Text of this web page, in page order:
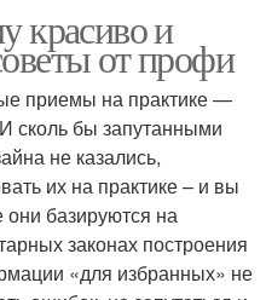
красиво и
от профи
приемы на практике —
сколь бы запутанными
не казались,
их на практике – и вы
они базируются на
законах построения
«для избранных» не